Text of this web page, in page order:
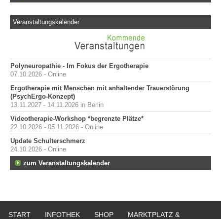
Veranstaltungskalender
Polyneuropathie - Im Fokus der Ergotherapie
07.10.2026 - Online
Ergotherapie mit Menschen mit anhaltender Trauerstörung
(PsychErgo-Konzept)
13.11.2027 - 14.11.2026 in Berlin
Videotherapie-Workshop *begrenzte Plätze*
22.10.2026 - 05.11.2026 - Online
Update Schulterschmerz
24.10.2026 - Online
zum Veranstaltungskalender
START INFOTHEK SHOP
MARKTPLATZ &